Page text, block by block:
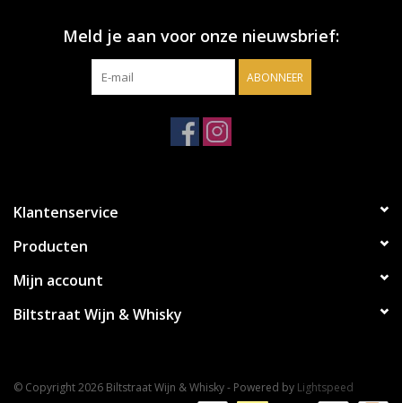
Meld je aan voor onze nieuwsbrief:
ABONNEER
Klantenservice
Producten
Mijn account
Biltstraat Wijn & Whisky
© Copyright 2026 Biltstraat Wijn & Whisky - Powered by Lightspeed